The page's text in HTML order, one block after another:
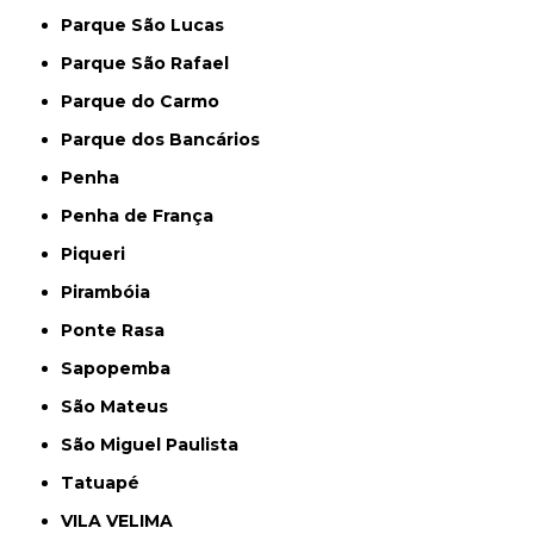
Parque São Lucas
Parque São Rafael
Parque do Carmo
Parque dos Bancários
Penha
Penha de França
Piqueri
Pirambóia
Ponte Rasa
Sapopemba
São Mateus
São Miguel Paulista
Tatuapé
VILA VELIMA